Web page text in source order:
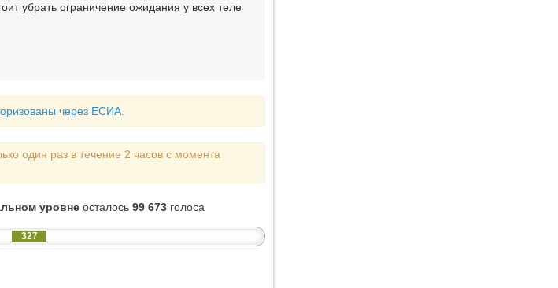
убрать ограничение ожидания у всех теле
через ЕСИА
один раз в течение 2 часов с момента
уровне осталось 99 673 голоса
327